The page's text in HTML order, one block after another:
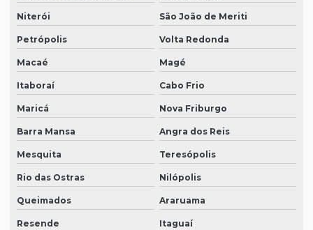
Niterói São João de Meriti
Petrópolis Volta Redonda
Macaé Magé
Itaboraí Cabo Frio
Maricá Nova Friburgo
Barra Mansa Angra dos Reis
Mesquita Teresópolis
Rio das Ostras Nilópolis
Queimados Araruama
Resende Itaguaí